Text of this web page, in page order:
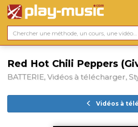
Red Hot Chili Peppers
BATTERIE, Vidéos à télécharger,
Vidéos à